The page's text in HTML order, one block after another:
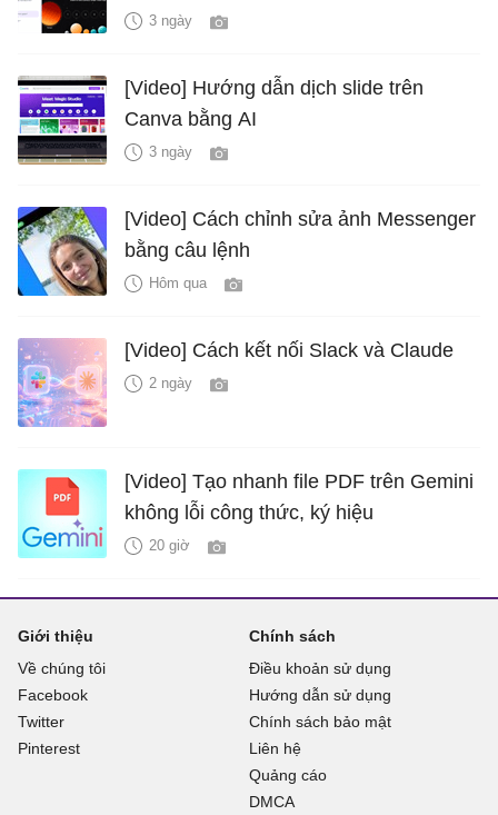
3 ngày
[Video] Hướng dẫn dịch slide trên
Canva bằng AI
3 ngày
[Video] Cách chỉnh sửa ảnh Messenger
bằng câu lệnh
Hôm qua
[Video] Cách kết nối Slack và Claude
2 ngày
[Video] Tạo nhanh file PDF trên Gemini
không lỗi công thức, ký hiệu
20 giờ
Giới thiệu
Về chúng tôi
Facebook
Twitter
Pinterest
Chính sách
Điều khoản sử dụng
Hướng dẫn sử dụng
Chính sách bảo mật
Liên hệ
Quảng cáo
DMCA